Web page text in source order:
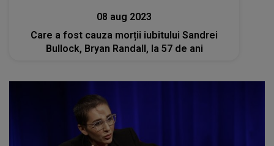
08 aug 2023
Care a fost cauza morții iubitului Sandrei
Bullock, Bryan Randall, la 57 de ani